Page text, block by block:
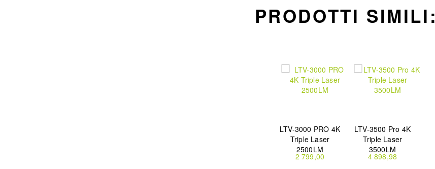
PRODOTTI SIMILI:
LTV-3000 PRO 4K
Triple Laser
2500LM
2 799,00
LTV-3500 Pro 4K
Triple Laser
3500LM
4 898,98